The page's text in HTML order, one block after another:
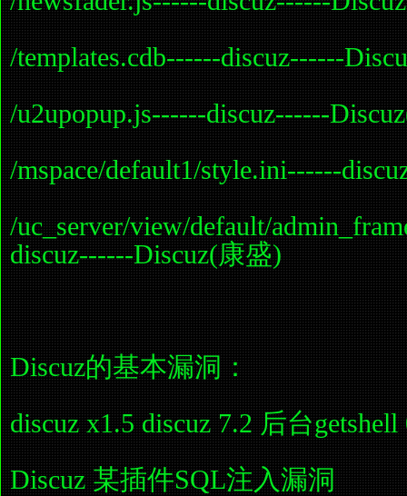
/templates.cdb------discuz------
/u2upopup.js------discuz------
/mspace/default1/style.ini------
/uc_server/view/default/
discuz------Discuz(康盛)
Discuz的基本漏洞：
discuz x1.5 discuz 7.2 后台
Discuz 某插件SQL注入漏洞